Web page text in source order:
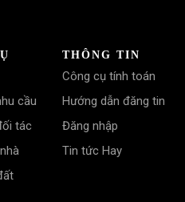
cầu
tác
THÔNG TIN
Công cụ tính toán
Hướng dẫn đăng tin
Đăng nhập
Tin tức Hay